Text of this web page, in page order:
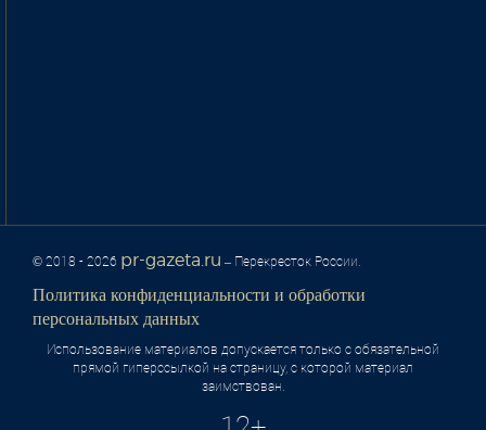
© 2018 - 2026 pr-gazeta.ru – Перекресток России.
Политика конфиденциальности и обработки
персональных данных
Использование материалов допускается только с обязательной
прямой гиперссылкой на страницу, с которой материал
заимствован.